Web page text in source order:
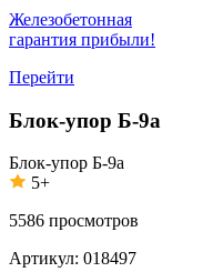
Железобетонная
гарантия прибыли!
Перейти
Блок-упор Б-9а
Блок-упор Б-9а
5+
5586 просмотров
Артикул: 018497